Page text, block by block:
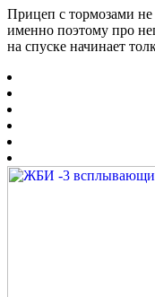
Прицеп с тормозами
именно поэтому про
на спуске начинает